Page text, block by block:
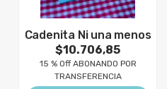
Cadenita Ni una menos
$10.706,85
15 % Off ABONANDO POR
TRANSFERENCIA